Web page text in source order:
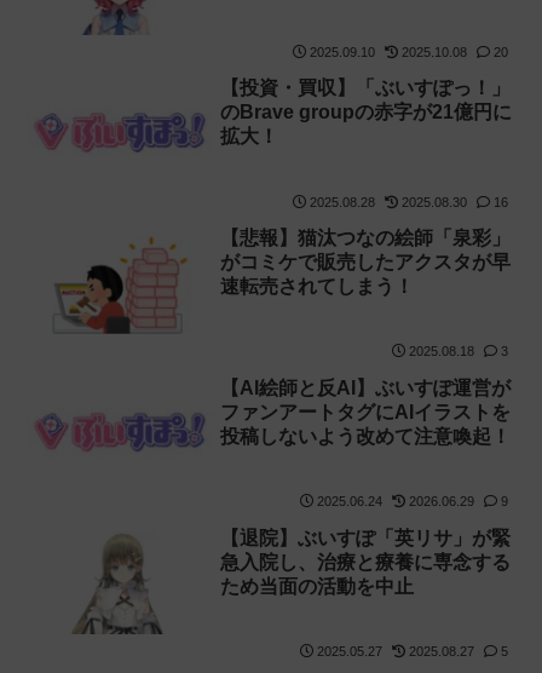
2025.09.10 2025.10.08 20
【投資・買収】「ぶいすぽっ！」
のBrave groupの赤字が21億円に
拡大！
2025.08.28 2025.08.30 16
【悲報】猫汰つなの絵師「泉彩」
がコミケで販売したアクスタが早
速転売されてしまう！
2025.08.18 3
【AI絵師と反AI】ぶいすぽ運営が
ファンアートタグにAIイラストを
投稿しないよう改めて注意喚起！
2025.06.24 2026.06.29 9
【退院】ぶいすぽ「英リサ」が緊
急入院し、治療と療養に専念する
ため当面の活動を中止
2025.05.27 2025.08.27 5